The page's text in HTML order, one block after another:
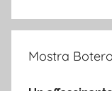
Mostra Botero